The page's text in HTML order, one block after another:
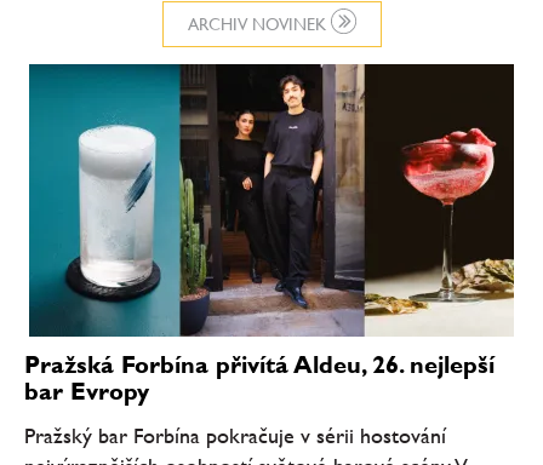
ARCHIV NOVINEK
Pražská Forbína přivítá Aldeu, 26. nejlepší
bar Evropy
Pražský bar Forbína pokračuje v sérii hostování